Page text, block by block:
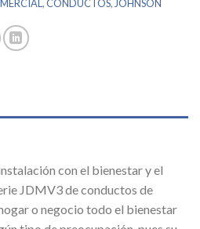
,CONDUCTOS,JOHNSON
con el bienestar y el
JDMV3 de conductos de
o negocio todo el bienestar